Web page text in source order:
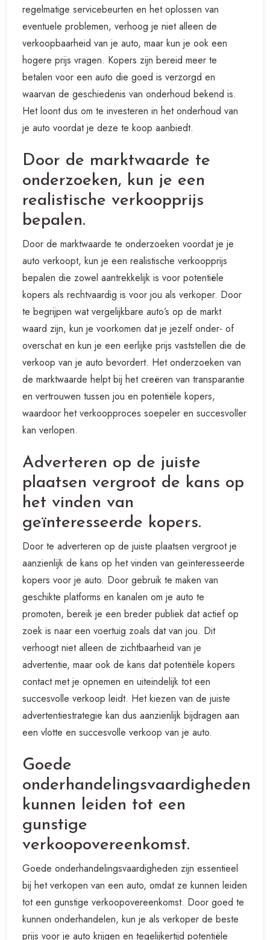
regelmatige servicebeurten en het oplossen van
eventuele problemen, verhoog je niet alleen de
verkoopbaarheid van je auto, maar kun je ook een
hogere prijs vragen. Kopers zijn bereid meer te
betalen voor een auto die goed is verzorgd en
waarvan de geschiedenis van onderhoud bekend is.
Het loont dus om te investeren in het onderhoud van
je auto voordat je deze te koop aanbiedt.
Door de marktwaarde te
onderzoeken, kun je een
realistische verkoopprijs
bepalen.
Door de marktwaarde te onderzoeken voordat je je
auto verkoopt, kun je een realistische verkoopprijs
bepalen die zowel aantrekkelijk is voor potentiële
kopers als rechtvaardig is voor jou als verkoper. Door
te begrijpen wat vergelijkbare auto’s op de markt
waard zijn, kun je voorkomen dat je jezelf onder- of
overschat en kun je een eerlijke prijs vaststellen die de
verkoop van je auto bevordert. Het onderzoeken van
de marktwaarde helpt bij het creëren van transparantie
en vertrouwen tussen jou en potentiële kopers,
waardoor het verkoopproces soepeler en succesvoller
kan verlopen.
Adverteren op de juiste
plaatsen vergroot de kans op
het vinden van
geïnteresseerde kopers.
Door te adverteren op de juiste plaatsen vergroot je
aanzienlijk de kans op het vinden van geïnteresseerde
kopers voor je auto. Door gebruik te maken van
geschikte platforms en kanalen om je auto te
promoten, bereik je een breder publiek dat actief op
zoek is naar een voertuig zoals dat van jou. Dit
verhoogt niet alleen de zichtbaarheid van je
advertentie, maar ook de kans dat potentiële kopers
contact met je opnemen en uiteindelijk tot een
succesvolle verkoop leidt. Het kiezen van de juiste
advertentiestrategie kan dus aanzienlijk bijdragen aan
een vlotte en succesvolle verkoop van je auto.
Goede
onderhandelingsvaardigheden
kunnen leiden tot een
gunstige
verkoopovereenkomst.
Goede onderhandelingsvaardigheden zijn essentieel
bij het verkopen van een auto, omdat ze kunnen leiden
tot een gunstige verkoopovereenkomst. Door goed te
kunnen onderhandelen, kun je als verkoper de beste
prijs voor je auto krijgen en tegelijkertijd potentiële